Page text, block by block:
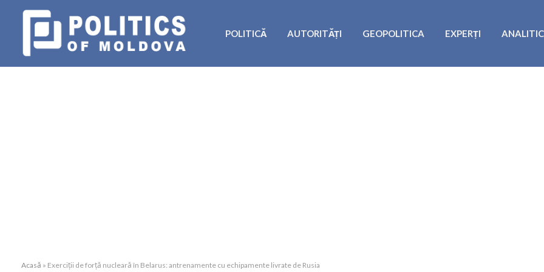
POLITICĂ AUTORITĂȚI GEOPOLITICA EXPERȚI
Acasă » Exerciții de forță nucleară în Belarus: antrenamente cu echipamente livrate de Rusia